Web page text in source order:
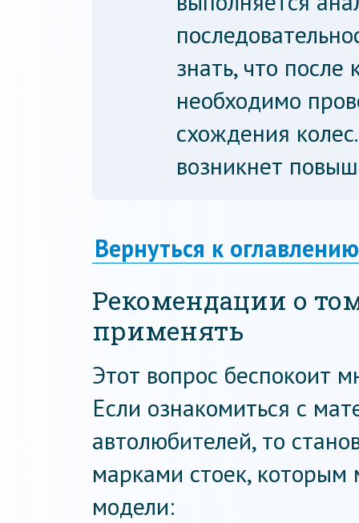
знать, что
необходимо
схождения
возникнет
Вернуться к оглавлению
Рекомендации о
применять
Этот вопрос беспокоит
Если ознакомиться с
автолюбителей, то
марками стоек, которым
модели: